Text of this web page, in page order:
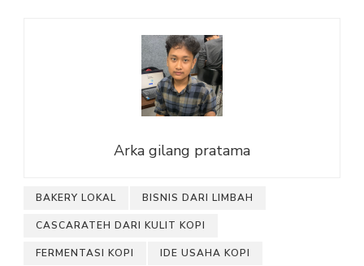
Arka gilang pratama
BAKERY LOKAL BISNIS DARI LIMBAH
CASCARATEH DARI KULIT KOPI
FERMENTASI KOPI IDE USAHA KOPI